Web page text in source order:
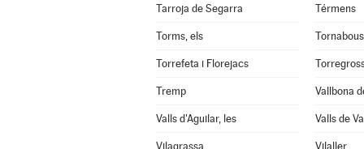
Tarroja de Segarra Térmens
Torms, els Tornabous
Torrefeta i Florejacs
Tremp Vallbona
Valls d'Aguilar, les Valls de
Vilagrassa Vilaller